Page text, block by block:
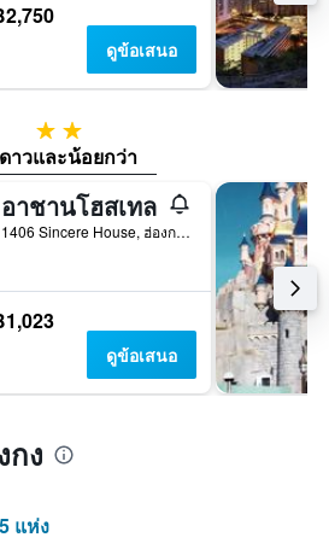
ดูข้อเสนอ
2 ดาว
าวและน้อยกว่า
อาชานโฮสเทล
1406 Sincere House, ฮ่องกง, ฮ่องกง
ดูข้อเสนอ
กง
แห่ง